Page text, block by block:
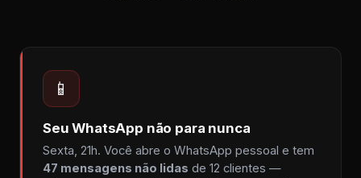
📱
Seu WhatsApp não para nunca
Sexta, 21h. Você abre o WhatsApp pessoal e tem
47 mensagens não lidas de 12 clientes —